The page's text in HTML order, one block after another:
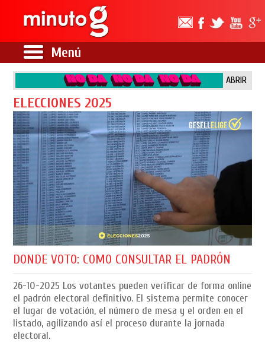
Menú
ABRIR
ELECCIONES 2025
DONDE VOTO: COMO CONSULTAR EL PADRÓN
26-10-2025 Los votantes pueden verificar de forma online
el padrón electoral definitivo. El sistema permite conocer
el lugar de votación, el número de mesa y el orden en el
listado, agilizando así el proceso durante la jornada
electoral.